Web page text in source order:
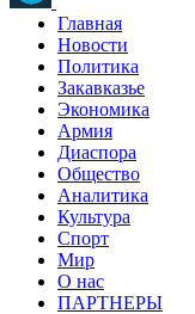
Главная
Новости
Политика
Закавказье
Экономика
Армия
Диаспора
Общество
Аналитика
Культура
Спорт
Мир
О нас
ПАРТНЕРЫ